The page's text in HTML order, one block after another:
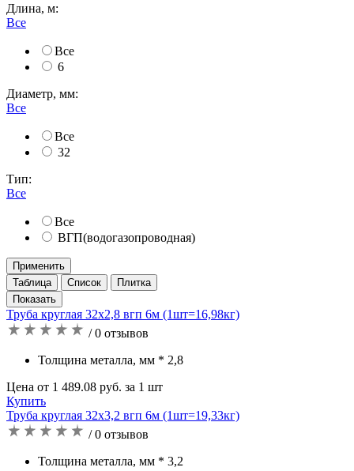
Длина, м:
Все
Все
6
Диаметр, мм:
Все
Все
32
Тип:
Все
Все
ВГП(водогазопроводная)
Применить
Таблица
Список Плитка
Труба круглая 32х2,8 вгп 6м (1шт=16,98кг)
/ 0 отзывов
Толщина металла, мм * 2,8
Цена от 1 489.08 руб. за 1 шт
Купить
Труба круглая 32х3,2 вгп 6м (1шт=19,33кг)
/ 0 отзывов
Толщина металла, мм * 3,2